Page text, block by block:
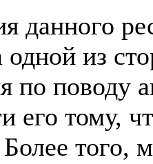
данного
одной из
по поводу
его тому,
того,